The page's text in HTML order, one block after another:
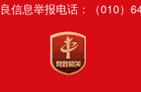
信息举报电话：（010）